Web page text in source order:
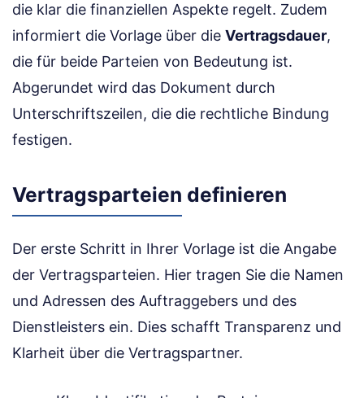
die klar die finanziellen Aspekte regelt. Zudem
informiert die Vorlage über die Vertragsdauer,
die für beide Parteien von Bedeutung ist.
Abgerundet wird das Dokument durch
Unterschriftszeilen, die die rechtliche Bindung
festigen.
Vertragsparteien definieren
Der erste Schritt in Ihrer Vorlage ist die Angabe
der Vertragsparteien. Hier tragen Sie die Namen
und Adressen des Auftraggebers und des
Dienstleisters ein. Dies schafft Transparenz und
Klarheit über die Vertragspartner.